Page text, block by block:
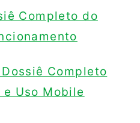
Completo do
Completo
Uso Mobile